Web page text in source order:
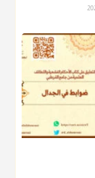
وهو أفضل من
الأقارب فإن